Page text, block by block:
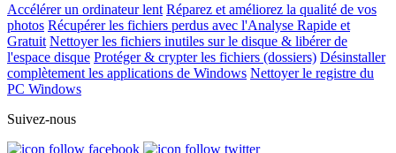
Accélérer un ordinateur lent Réparez et améliorez la qualité de vos
photos Récupérer les fichiers perdus avec l'Analyse Rapide et
Gratuit Nettoyer les fichiers inutiles sur le disque & libérer de
l'espace disque Protéger & crypter les fichiers (dossiers) Désinstaller
complètement les applications de Windows Nettoyer le registre du
PC Windows
Suivez-nous